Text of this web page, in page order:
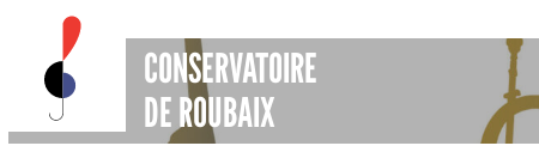
CONSERVATOIRE
DE ROUBAIX